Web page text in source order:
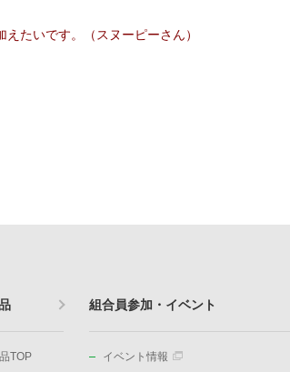
たいです。（スヌーピーさん）
TOP
組合員参加・イベント
イベント情報